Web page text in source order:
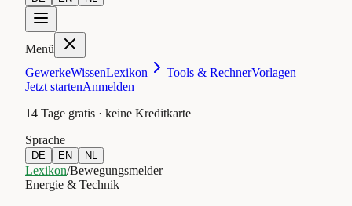
Menü
GewerkeWissenLexikon Tools & RechnerVorlagen
Jetzt startenAnmelden
14 Tage gratis · keine Kreditkarte
Sprache
DE EN NL
Lexikon/Bewegungsmelder
Energie & Technik